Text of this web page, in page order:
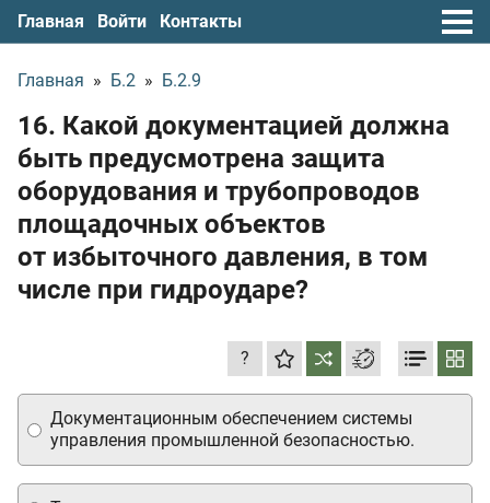
Главная Войти Контакты
Главная » Б.2 » Б.2.9
16. Какой документацией должна
быть предусмотрена защита
оборудования и трубопроводов
площадочных объектов
от избыточного давления, в том
числе при гидроударе?
?
Документационным обеспечением системы
управления промышленной безопасностью.